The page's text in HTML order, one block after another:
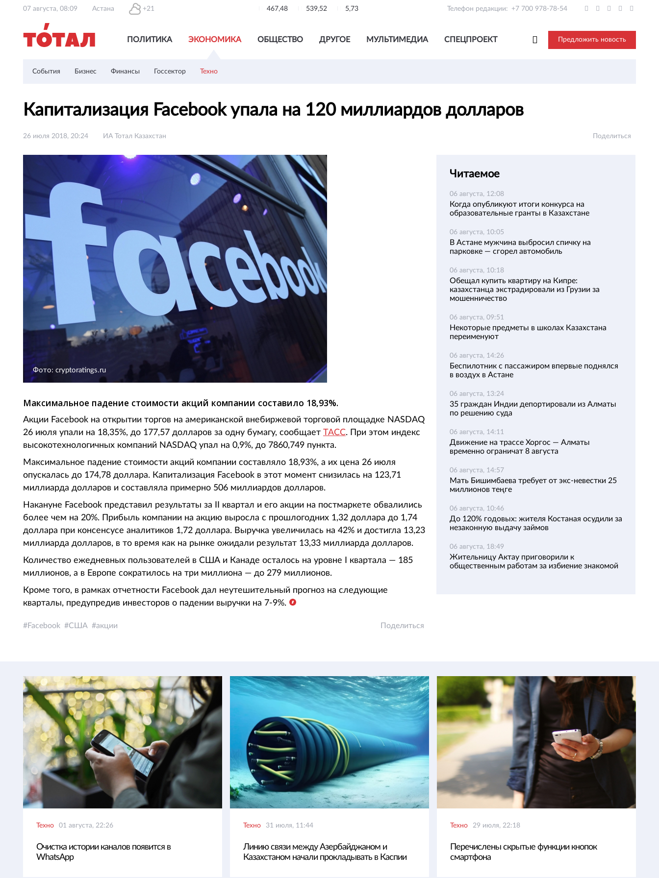
07 августа, 08:09 Астана +21 467,48 539,52 5,73 Телефон редакции: +7 700 978-78-54
ПОЛИТИКА ЭКОНОМИКА ОБЩЕСТВО ДРУГОЕ МУЛЬТИМЕДИА СПЕЦПРОЕКТ Предложить новость
События Бизнес Финансы Госсектор Техно
Капитализация Facebook упала на 120 миллиардов долларов
26 июля 2018, 20:24 ИА Тотал Казахстан Поделиться
Фото: cryptoratings.ru
Максимальное падение стоимости акций компании составило 18,93%.
Акции Facebook на открытии торгов на американской внебиржевой торговой площадке NASDAQ
26 июля упали на 18,35%, до 177,57 долларов за одну бумагу, сообщает ТАСС. При этом индекс
высокотехнологичных компаний NASDAQ упал на 0,9%, до 7860,749 пункта.
Максимальное падение стоимости акций компании составляло 18,93%, а их цена 26 июля
опускалась до 174,78 доллара. Капитализация Facebook в этот момент снизилась на 123,71
миллиарда долларов и составляла примерно 506 миллиардов долларов.
Накануне Facebook представил результаты за II квартал и его акции на постмаркете обвалились
более чем на 20%. Прибыль компании на акцию выросла с прошлогодних 1,32 доллара до 1,74
доллара при консенсусе аналитиков 1,72 доллара. Выручка увеличилась на 42% и достигла 13,23
миллиарда долларов, в то время как на рынке ожидали результат 13,33 миллиарда долларов.
Количество ежедневных пользователей в США и Канаде осталось на уровне I квартала — 185
миллионов, а в Европе сократилось на три миллиона — до 279 миллионов.
Кроме того, в рамках отчетности Facebook дал неутешительный прогноз на следующие
кварталы, предупредив инвесторов о падении выручки на 7-9%.
Facebook США акции Поделиться
Читаемое
06 августа, 12:08
Когда опубликуют итоги конкурса на
образовательные гранты в Казахстане
06 августа, 10:05
В Астане мужчина выбросил спичку на
парковке — сгорел автомобиль
06 августа, 10:18
Обещал купить квартиру на Кипре:
казахстанца экстрадировали из Грузии за
мошенничество
06 августа, 09:51
Некоторые предметы в школах Казахстана
переименуют
06 августа, 14:26
Беспилотник с пассажиром впервые поднялся
в воздух в Астане
06 августа, 13:24
35 граждан Индии депортировали из Алматы
по решению суда
06 августа, 14:11
Движение на трассе Хоргос — Алматы
временно ограничат 8 августа
06 августа, 14:57
Мать Бишимбаева требует от экс-невестки 25
миллионов теңге
06 августа, 10:46
До 120% годовых: жителя Костаная осудили за
незаконную выдачу займов
06 августа, 18:49
Жительницу Актау приговорили к
общественным работам за избиение знакомой
Техно 01 августа, 22:26
Очистка истории каналов появится в
WhatsApp
Техно 31 июля, 11:44
Линию связи между Азербайджаном и
Казахстаном начали прокладывать в Каспии
Техно 29 июля, 22:18
Перечислены скрытые функции кнопок
смартфона